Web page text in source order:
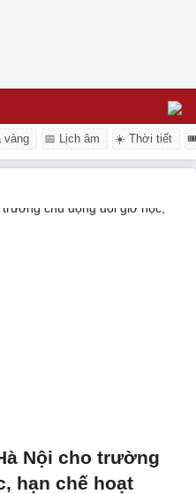
vàng 📅 Lịch âm ☀️ Thời tiết
Nội cho trường
hạn chế hoạt